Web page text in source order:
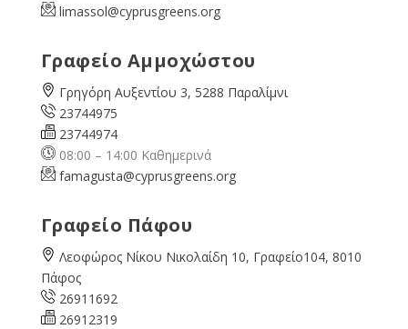
limassol@cyprusgreens.org
Γραφείο Αμμοχώστου
Γρηγόρη Αυξεντίου 3, 5288 Παραλίμνι
23744975
23744974
08:00 – 14:00 Καθημερινά
famagusta@cyprusgreens.org
Γραφείο Πάφου
Λεοφώρος Νίκου Νικολαίδη 10, Γραφείο104, 8010
Πάφος
26911692
26912319